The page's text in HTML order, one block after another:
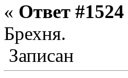
« Ответ #1524
Брехня.
Записан